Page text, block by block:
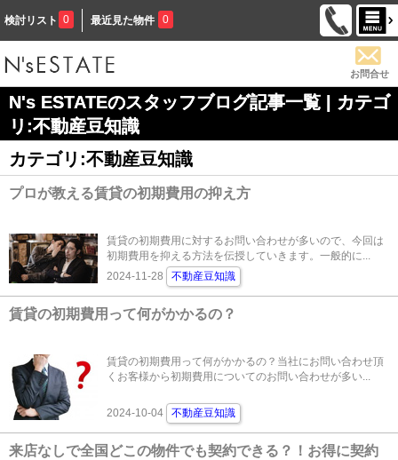
検討リスト 0 最近見た物件 0
お問合せ
N's ESTATEのスタッフブログ記事一覧 | カテゴ
リ:不動産豆知識
カテゴリ:不動産豆知識
プロが教える賃貸の初期費用の抑え方
賃貸の初期費用に対するお問い合わせが多いので、今回は
初期費用を抑える方法を伝授していきます。一般的に...
2024-11-28
不動産豆知識
賃貸の初期費用って何がかかるの？
賃貸の初期費用って何がかかるの？当社にお問い合わせ頂
くお客様から初期費用についてのお問い合わせが多い...
2024-10-04 不動産豆知識
来店なしで全国どこの物件でも契約できる？！お得に契約